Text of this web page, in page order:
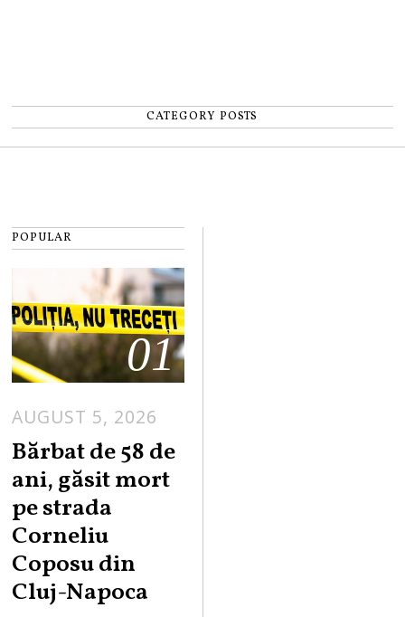
CATEGORY POSTS
POPULAR
01
AUGUST 5, 2026
Bărbat de 58 de
ani, găsit mort
pe strada
Corneliu
Coposu din
Cluj-Napoca